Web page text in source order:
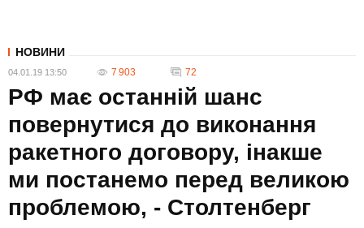
НОВИНИ
04.01.19 13:50 7 903 72
РФ має останній шанс
повернутися до виконання
ракетного договору, інакше
ми постанемо перед великою
проблемою, - Столтенберг